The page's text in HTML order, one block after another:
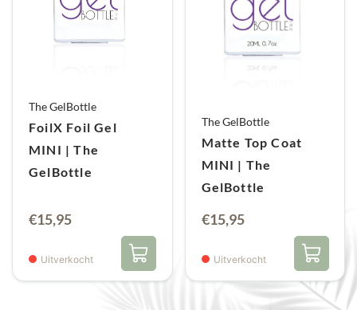
The GelBottle
FoilX Foil Gel
MINI | The
GelBottle
€15,95
Uitverkocht
The GelBottle
Matte Top Coat
MINI | The
GelBottle
€15,95
Uitverkocht